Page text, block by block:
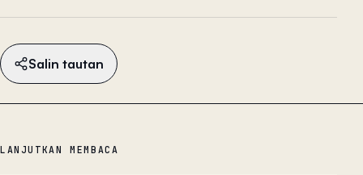
Salin tautan
LANJUTKAN MEMBACA